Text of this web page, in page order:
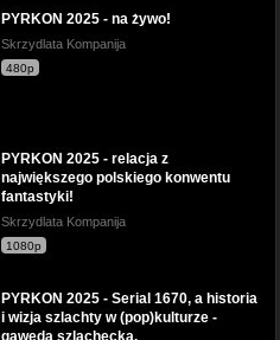
PYRKON 2025 - na żywo!
Skrzydlata Kompanija
480p
PYRKON 2025 - relacja z
największego polskiego konwentu
fantastyki!
Skrzydlata Kompanija
1080p
PYRKON 2025 - Serial 1670, a historia
i wizja szlachty w (pop)kulturze -
gawęda szlachecka.